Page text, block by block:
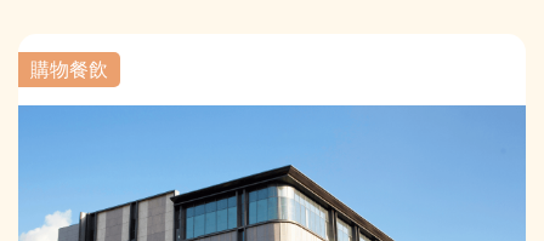
購物餐飲